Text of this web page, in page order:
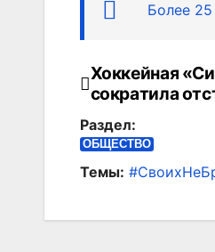
Более
по
записям
Хоккейная
сократила
Раздел:
ОБЩЕСТВО
Темы: